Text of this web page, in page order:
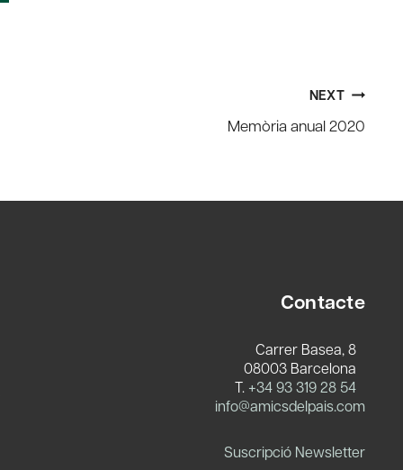
NEXT
Memòria anual 2020
Contacte
Carrer Basea, 8
08003 Barcelona
T. +34 93 319 28 54
info@amicsdelpais.com
Suscripció Newsletter